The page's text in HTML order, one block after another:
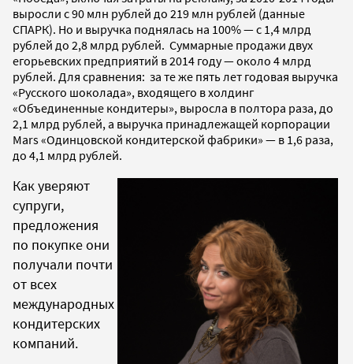
выросли с 90 млн рублей до 219 млн рублей (данные
СПАРК). Но и выручка поднялась на 100% — с 1,4 млрд
рублей до 2,8 млрд рублей. Суммарные продажи двух
егорьевских предприятий в 2014 году — около 4 млрд
рублей. Для сравнения: за те же пять лет годовая выручка
«Русского шоколада», входящего в холдинг
«Объединенные кондитеры», выросла в полтора раза, до
2,1 млрд рублей, а выручка принадлежащей корпорации
Mars «Одинцовской кондитерской фабрики» — в 1,6 раза,
до 4,1 млрд рублей.
Как уверяют
супруги,
предложения
по покупке они
получали почти
от всех
международных
кондитерских
компаний.